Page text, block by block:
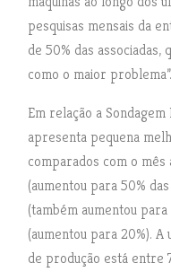
pesquisas mensais da
de 50% das associadas,
como o maior problema”.
Em relação a
apresenta pequena
comparados com o
(aumentou para 50%
(também aumentou
(aumentou para 20%). A
de produção está entre